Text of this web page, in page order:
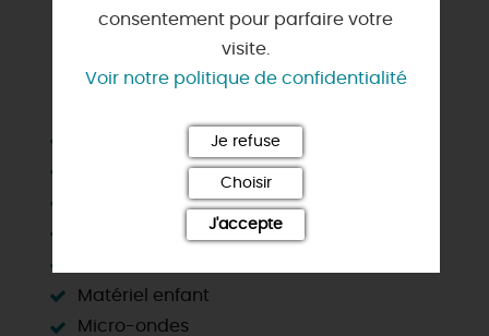
SERVICES & ÉQUIPEMENTS
Animaux acceptés
Congélateur
Draps et linges compris
Matériel enfant
Micro-ondes
consentement pour parfaire votre
visite.
Voir notre politique de confidentialité
Je refuse
Choisir
J'accepte